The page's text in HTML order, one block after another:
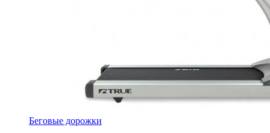
Беговые дорожки